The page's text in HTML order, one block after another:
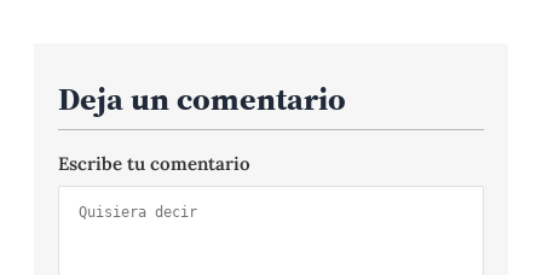
Deja un comentario
Escribe tu comentario